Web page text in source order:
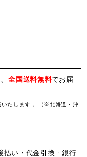
全国送料無料でお届
いたします 。（※北海道・沖
払い・代金引換・銀行